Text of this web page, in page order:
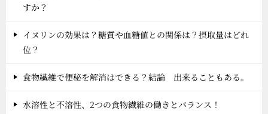
すか？
イヌリンの効果は？糖質や血糖値との関係は？摂取量はどれ
位？
食物繊維で便秘を解消はできる？結論 出来ることもある。
水溶性と不溶性、2つの食物繊維の働きとバランス！